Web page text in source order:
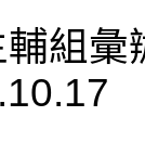
組彙